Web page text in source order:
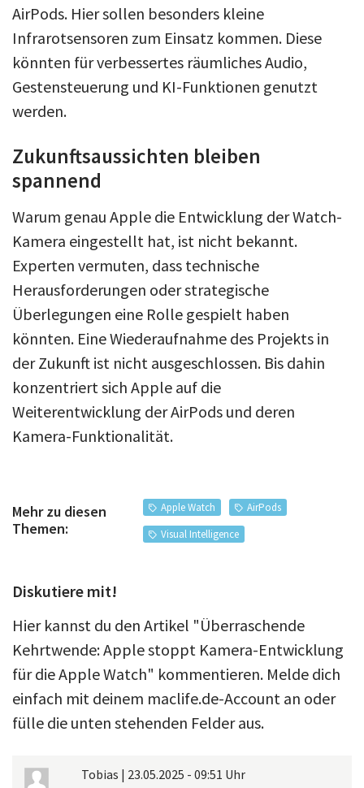
AirPods. Hier sollen besonders kleine
Infrarotsensoren zum Einsatz kommen. Diese
könnten für verbessertes räumliches Audio,
Gestensteuerung und KI-Funktionen genutzt
werden.
Zukunftsaussichten bleiben
spannend
Warum genau Apple die Entwicklung der Watch-
Kamera eingestellt hat, ist nicht bekannt.
Experten vermuten, dass technische
Herausforderungen oder strategische
Überlegungen eine Rolle gespielt haben
könnten. Eine Wiederaufnahme des Projekts in
der Zukunft ist nicht ausgeschlossen. Bis dahin
konzentriert sich Apple auf die
Weiterentwicklung der AirPods und deren
Kamera-Funktionalität.
Mehr zu diesen
Themen:
Apple Watch
AirPods
Visual Intelligence
Diskutiere mit!
Hier kannst du den Artikel "Überraschende
Kehrtwende: Apple stoppt Kamera-Entwicklung
für die Apple Watch" kommentieren. Melde dich
einfach mit deinem maclife.de-Account an oder
fülle die unten stehenden Felder aus.
Tobias | 23.05.2025 - 09:51 Uhr